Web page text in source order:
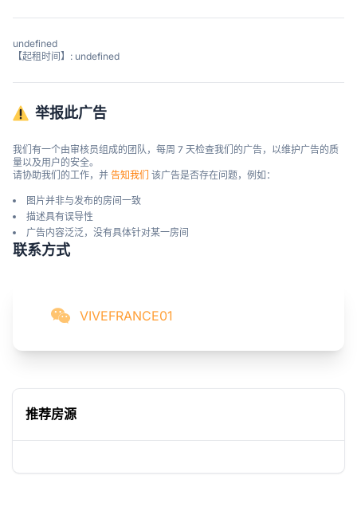
undefined
【起租时间】: undefined
举报此广告
我们有一个由审核员组成的团队，每周 7 天检查我们的广告，以维护广告的质
量以及用户的安全。
请协助我们的工作，并 告知我们 该广告是否存在问题，例如：
图片并非与发布的房间一致
描述具有误导性
广告内容泛泛，没有具体针对某一房间
联系方式
VIVEFRANCE01
推荐房源